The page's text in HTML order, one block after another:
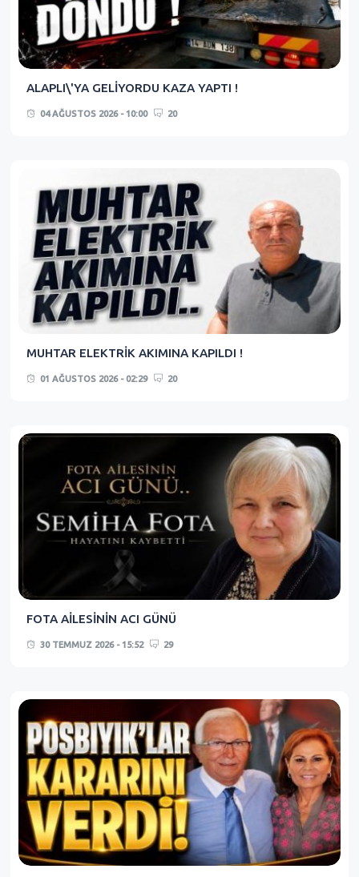
ALAPLI\'YA GELİYORDU KAZA YAPTI !
04 AĞUSTOS 2026 - 10:00 20
MUHTAR ELEKTRİK AKIMINA KAPILDI !
01 AĞUSTOS 2026 - 02:29 20
FOTA AİLESİNİN ACI GÜNÜ
30 TEMMUZ 2026 - 15:52 29